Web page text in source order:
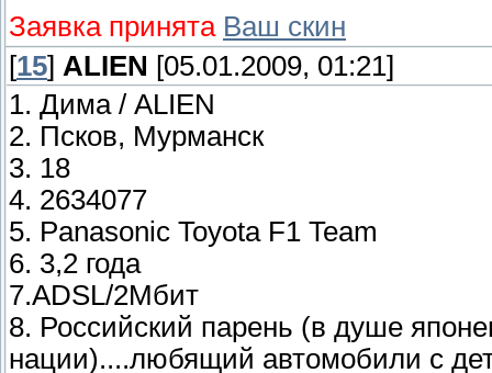
Заявка принята Ваш скин
[15] ALIEN [05.01.2009, 01:21]
1. Дима / ALIEN
2. Псков, Мурманск
3. 18
4. 2634077
5. Panasonic Toyota F1 Team
6. 3,2 года
7.ADSL/2Мбит
8. Российский парень (в душе
нации)....любящий автомобили с